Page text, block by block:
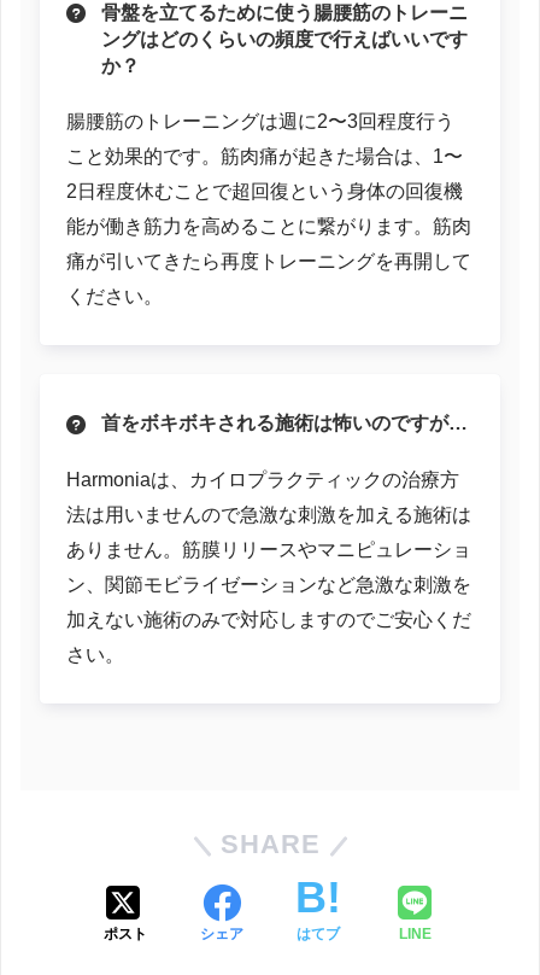
骨盤を立てるために使う腸腰筋のトレーニ
ングはどのくらいの頻度で行えばいいです
か？
腸腰筋のトレーニングは週に2〜3回程度行う
こと効果的です。筋肉痛が起きた場合は、1〜
2日程度休むことで超回復という身体の回復機
能が働き筋力を高めることに繋がります。筋肉
痛が引いてきたら再度トレーニングを再開して
ください。
首をボキボキされる施術は怖いのですが…
Harmoniaは、カイロプラクティックの治療方
法は用いませんので急激な刺激を加える施術は
ありません。筋膜リリースやマニピュレーショ
ン、関節モビライゼーションなど急激な刺激を
加えない施術のみで対応しますのでご安心くだ
さい。
SHARE
ポスト シェア はてブ LINE